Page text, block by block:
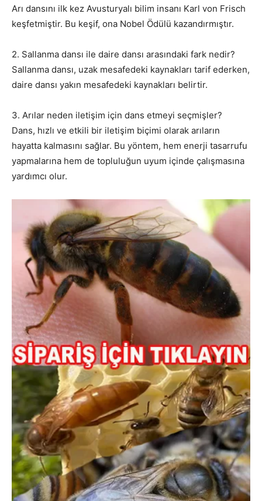
Arı dansını ilk kez Avusturyalı bilim insanı Karl von Frisch
keşfetmiştir. Bu keşif, ona Nobel Ödülü kazandırmıştır.
2. Sallanma dansı ile daire dansı arasındaki fark nedir?
Sallanma dansı, uzak mesafedeki kaynakları tarif ederken,
daire dansı yakın mesafedeki kaynakları belirtir.
3. Arılar neden iletişim için dans etmeyi seçmişler?
Dans, hızlı ve etkili bir iletişim biçimi olarak arıların
hayatta kalmasını sağlar. Bu yöntem, hem enerji tasarrufu
yapmalarına hem de topluluğun uyum içinde çalışmasına
yardımcı olur.